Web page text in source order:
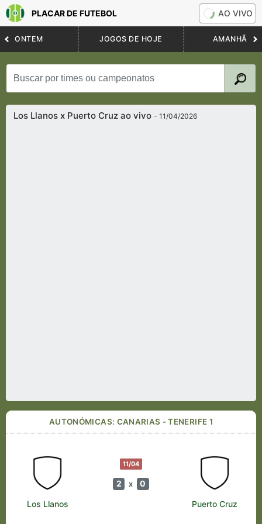
PLACAR DE FUTEBOL AO VIVO
ONTEM JOGOS DE HOJE AMANHÃ
Los Llanos x Puerto Cruz ao vivo- 11/04/2026
AUTONÓMICAS: CANARIAS - TENERIFE 1
11/04
2 x 0
Los Llanos Puerto Cruz